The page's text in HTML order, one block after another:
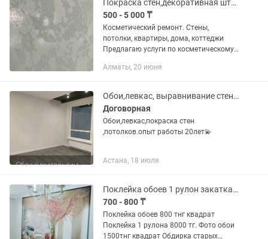
Покраска стен,декоративная штукатурка,обои. Отделка внутренних стен.
500 - 5 000 ₸
Косметический ремонт. Стены,
потолки, квартиры, дома, коттеджи
Предлагаю услуги по косметическому
мокрый шелк, леонардо,арт
Алматы, 20 июня
Обои,левкас, выравнивание стен,потолков,покраска,галтели,молдинги
Договорная
Обои,левкас,покраска стен
,потолков.опыт работы 20лет💫
Астана, 18 июля
Поклейка обоев 1 рулон закатка покраска стен галтель клеем
700 - 800 ₸
Поклейка обоев 800 тнг квадрат
Поклейка 1 рулона 8000 тг. Фото обои
1500тнг квадрат Обдирка старых